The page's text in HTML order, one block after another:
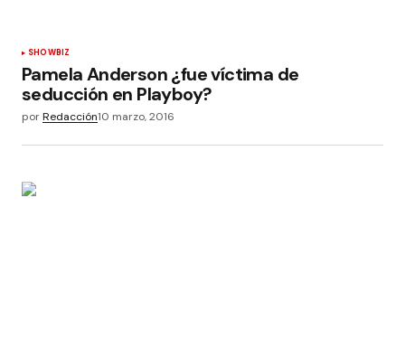
SHOWBIZ
Pamela Anderson ¿fue víctima de
seducción en Playboy?
porRedacción10 marzo, 2016